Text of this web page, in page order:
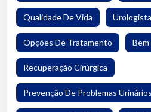
Qualidade De Vida Urologista
Opções De Tratamento
Recuperação Cirúrgica
Prevenção De Problemas Urinários